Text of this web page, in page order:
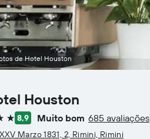
voos
Houston
8,9 Muito bom 685 avaliações
Marzo 1831, 2, Rimini, Rimini
de Hotel Houston